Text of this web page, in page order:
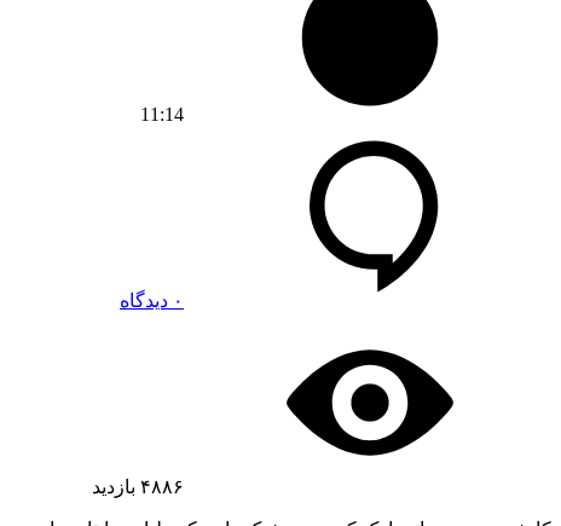
11:14
۰ دیدگاه
۴۸۸۶ بازدید